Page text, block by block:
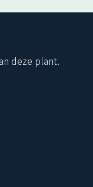
deze plant.